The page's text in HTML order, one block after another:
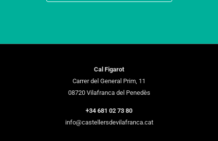
Cal Figarot
Carrer del General Prim, 11
08720 Vilafranca del Penedès
+34 681 02 73 80
info@castellersdevilafranca.cat